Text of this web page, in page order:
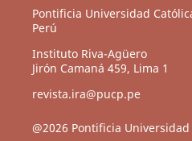
Pontificia Universidad
Perú
Instituto Riva-Agüero
Jirón Camaná 459, Lima 1
revista.ira@pucp.pe
@2026 Pontificia